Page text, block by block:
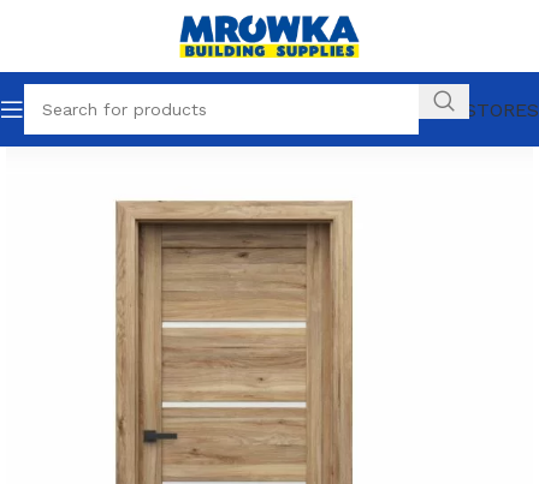
OUR STORES